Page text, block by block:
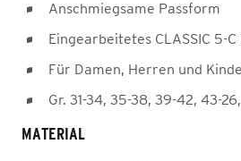
Anschmiegsame Passform
Eingearbeitetes CLASSIC 5-C
Für Damen, Herren und
Gr. 31-34, 35-38, 39-42, 43-
MATERIAL